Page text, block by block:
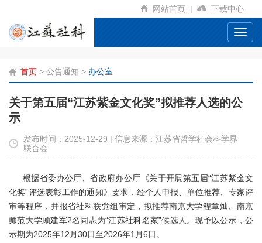
网站首页 | 下载中心
首页 > 公告通知 > 办公室
关于第五届“江苏紫金文化奖”拟推荐人选的公
示
发布时间：2025-12-29 | 信息来源：江苏省哲学社会科学界
联合会
根据省委办公厅、省政府办公厅《关于开展第五届“江苏紫金文
化奖”评选表彰工作的通知》要求，经个人申报、单位推荐、专家评
审等程序，并报省社科联党组审定，拟推荐南京大学程章灿、南京
师范大学顾建军2名同志为“江苏社科名家”候选人。现予以公示，公
示期为2025年12月30日至2026年1月6日。